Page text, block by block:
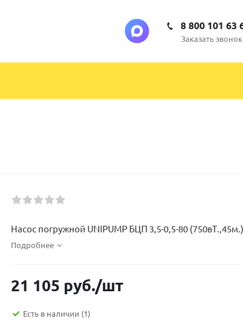
8 800 101 63
Заказать звонок
Насос погружной UNIPUMP БЦП 3,5-0,5-80
Подробнее
21 105 руб./шт
Есть в наличии (1)